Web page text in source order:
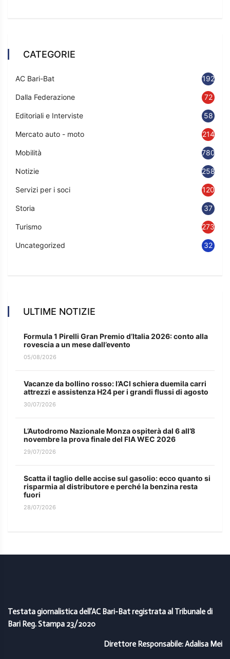
CATEGORIE
AC Bari-Bat 192
Dalla Federazione 72
Editoriali e Interviste 58
Mercato auto - moto 214
Mobilità 780
Notizie 2583
Servizi per i soci 120
Storia 37
Turismo 273
Uncategorized 32
ULTIME NOTIZIE
Formula 1 Pirelli Gran Premio d’Italia 2026: conto alla
rovescia a un mese dall’evento
05/08/2026
Vacanze da bollino rosso: l’ACI schiera duemila carri
attrezzi e assistenza H24 per i grandi flussi di agosto
30/07/2026
L’Autodromo Nazionale Monza ospiterà dal 6 all’8
novembre la prova finale del FIA WEC 2026
29/07/2026
Scatta il taglio delle accise sul gasolio: ecco quanto si
risparmia al distributore e perché la benzina resta
fuori
28/07/2026
Testata giornalistica dell’AC Bari-Bat registrata al Tribunale di
Bari Reg. Stampa 23/2020
Direttore Responsabile: Adalisa Mei